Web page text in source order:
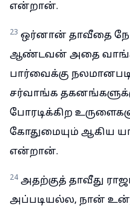
என்றான்.
23 ஒர்னான் தாவீதை
ஆண்டவன் அதை
பார்வைக்கு
சர்வாங்க
போரடிக்கிற
கோதுமையும் ஆகிய
என்றான்.
24 அதற்குத் தாவீது
அப்படியல்ல, நான்